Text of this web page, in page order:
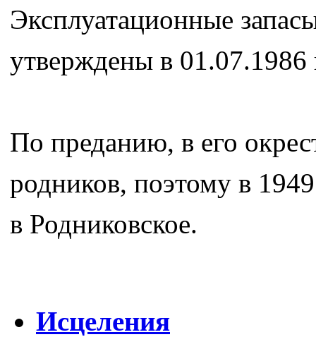
Эксплуатационные
утверждены в 01.07.1986
По преданию, в его
родников, поэтому в
в Родниковское.
Исцеления